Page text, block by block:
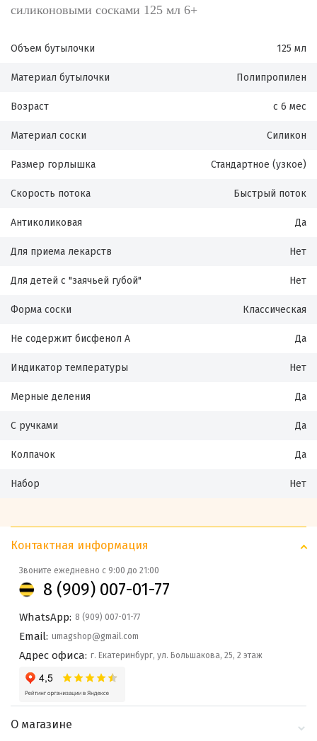
силиконовыми сосками 125 мл 6+
Объем бутылочки 125 мл
Материал бутылочки Полипропилен
Возраст с 6 мес
Материал соски Силикон
Размер горлышка Стандартное (узкое)
Скорость потока Быстрый поток
Антиколиковая Да
Для приема лекарств Нет
Для детей с "заячьей губой" Нет
Форма соски Классическая
Не содержит бисфенол А Да
Индикатор температуры Нет
Мерные деления Да
С ручками Да
Колпачок Да
Набор Нет
Контактная информация
Звоните ежедневно с 9:00 до 21:00
8 (909) 007-01-77
WhatsApp: 8 (909) 007-01-77
Email: umagshop@gmail.com
Адрес офиса: г. Екатеринбург, ул. Большакова, 25, 2 этаж
О магазине